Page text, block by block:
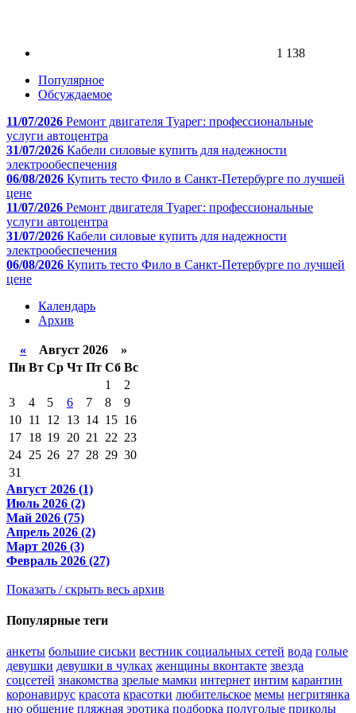
1 138
Популярное
Обсуждаемое
11/07/2026 Ремонт двигателя Туарег: профессиональные
услуги автоцентра
31/07/2026 Кабели силовые купить для надежности
электрообеспечения
06/08/2026 Купить тесто Фило в Санкт-Петербурге по лучшей
цене
11/07/2026 Ремонт двигателя Туарег: профессиональные
услуги автоцентра
31/07/2026 Кабели силовые купить для надежности
электрообеспечения
06/08/2026 Купить тесто Фило в Санкт-Петербурге по лучшей
цене
Календарь
Архив
« Август 2026 »
Пн Вт Ср Чт Пт Сб Вс
1
2
3
4 5 6 7 8
9
10 11 12 13 14 15 16
17 18 19 20 21 22 23
24 25 26 27 28 29 30
31
Август 2026 (1)
Июль 2026 (2)
Май 2026 (75)
Апрель 2026 (2)
Март 2026 (3)
Февраль 2026 (27)
Показать / скрыть весь архив
Популярные теги
анкеты большие сиськи вестник социальных сетей вода голые
девушки девушки в чулках женщины вконтакте звезда
соцсетей знакомства зрелые мамки интернет интим карантин
коронавирус красота красотки любительское мемы негритянка
ню общение пляжная эротика подборка полуголые приколы